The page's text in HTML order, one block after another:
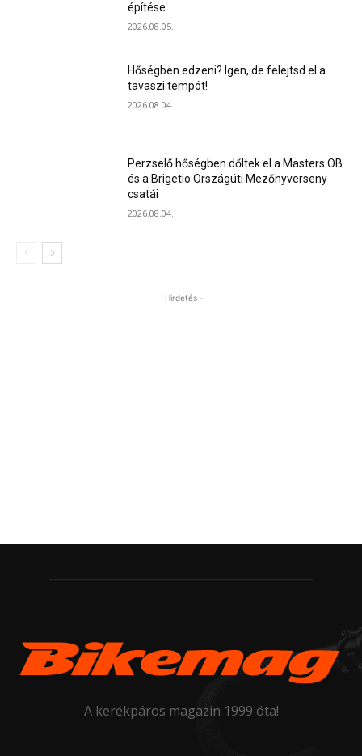
építése
2026.08.05.
Hőségben edzeni? Igen, de felejtsd el a
tavaszi tempót!
2026.08.04.
Perzselő hőségben dőltek el a Masters OB
és a Brigetio Országúti Mezőnyverseny
csatái
2026.08.04.
- Hirdetés -
A kerékpáros magazin 1999 óta!